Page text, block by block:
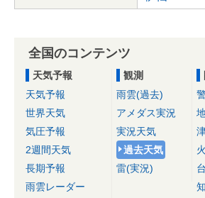
全国のコンテンツ
天気予報
天気予報
世界天気
気圧予報
2週間天気
長期予報
雨雲レーダー
観測
雨雲(過去)
アメダス実況
実況天気
過去天気
雷(実況)